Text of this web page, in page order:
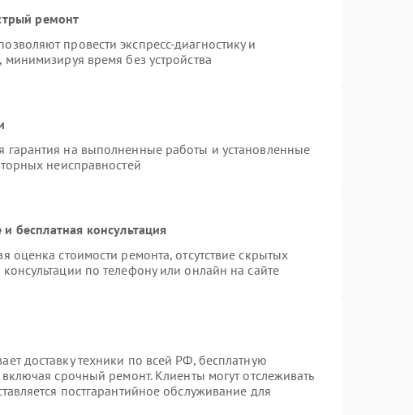
ремонт
провести экспресс-диагностику и
время без устройства
гарантия на выполненные работы и установленные
неисправностей
бесплатная консультация
оценка стоимости ремонта, отсутствие скрытых
по телефону или онлайн на сайте
доставку техники по всей РФ, бесплатную
срочный ремонт. Клиенты могут отслеживать
постгарантийное обслуживание для